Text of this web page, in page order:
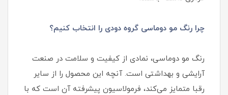
چرا رنگ مو دوماسی گروه دودی را انتخاب کنیم؟
رنگ مو دوماسی، نمادی از کیفیت و سلامت در صنعت
آرایشی و بهداشتی است. آنچه این محصول را از سایر
رقبا متمایز می‌کند، فرمولاسیون پیشرفته آن است که با